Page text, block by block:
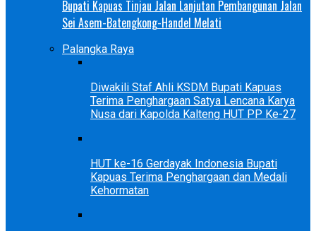
Bupati Kapuas Tinjau Jalan Lanjutan Pembangunan Jalan
Sei Asem-Batengkong-Handel Melati
Palangka Raya
Diwakili Staf Ahli KSDM Bupati Kapuas
Terima Penghargaan Satya Lencana Karya
Nusa dari Kapolda Kalteng HUT PP Ke-27
HUT ke-16 Gerdayak Indonesia Bupati
Kapuas Terima Penghargaan dan Medali
Kehormatan